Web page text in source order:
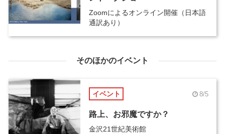
Zoomによるオンライン開催（日本語
通訳あり）
そのほかのイベント
イベント 8/5
路上、お邪魔ですか？
金沢21世紀美術館